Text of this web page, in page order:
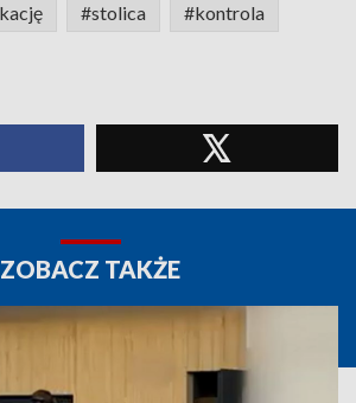
#stolica #kontrola
ZOBACZ TAKŻE